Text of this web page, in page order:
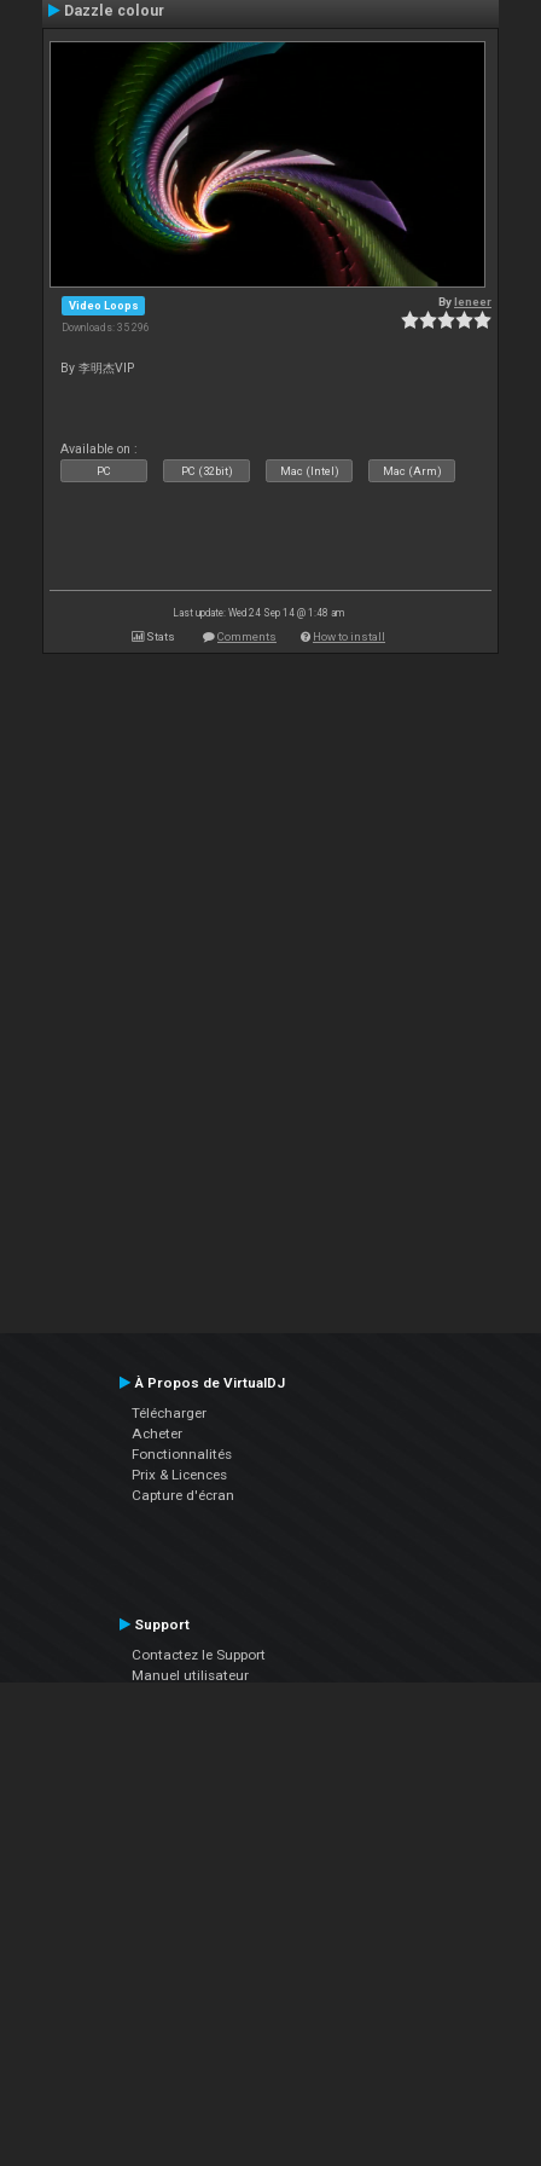
Dazzle colour
Video Loops
Downloads: 35 296
Byleneer
By 李明杰VIP
Available on :
PC PC (32bit) Mac (Intel) Mac (Arm)
Last update: Wed 24 Sep 14 @ 1:48 am
Stats Comments How to install
À Propos de VirtualDJ
Télécharger
Acheter
Fonctionnalités
Prix & Licences
Capture d'écran
Support
Contactez le Support
Manuel utilisateur